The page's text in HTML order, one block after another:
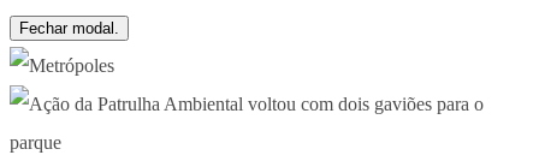
Fechar modal.